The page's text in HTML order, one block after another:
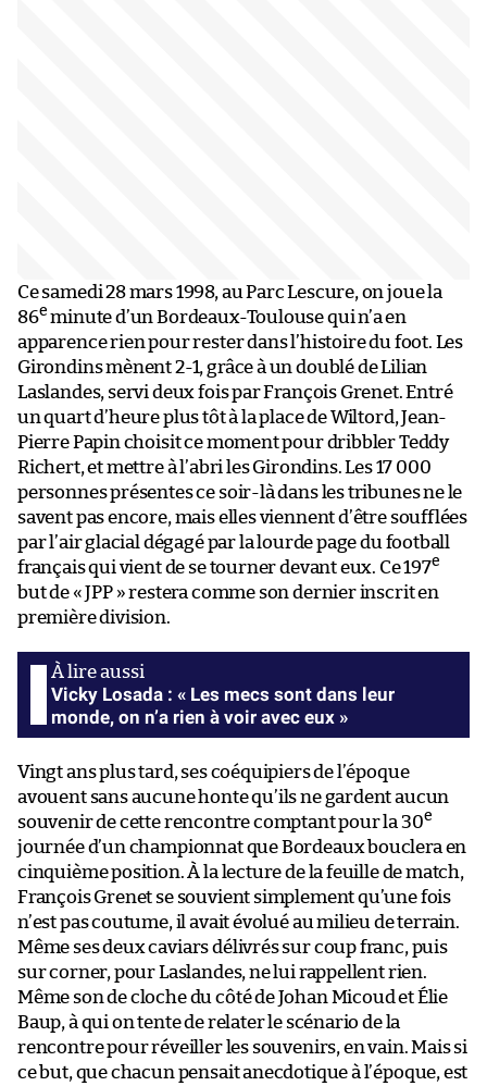
Ce samedi 28 mars 1998, au Parc Lescure, on joue la
86e minute d’un Bordeaux-Toulouse qui n’a en
apparence rien pour rester dans l’histoire du foot. Les
Girondins mènent 2-1, grâce à un doublé de Lilian
Laslandes, servi deux fois par François Grenet. Entré
un quart d’heure plus tôt à la place de Wiltord, Jean-
Pierre Papin choisit ce moment pour dribbler Teddy
Richert, et mettre à l’abri les Girondins. Les 17 000
personnes présentes ce soir-là dans les tribunes ne le
savent pas encore, mais elles viennent d’être soufflées
par l’air glacial dégagé par la lourde page du football
français qui vient de se tourner devant eux. Ce 197e
but de « JPP » restera comme son dernier inscrit en
première division.
Vicky Losada : « Les mecs sont dans leur
monde, on n’a rien à voir avec eux »
Vingt ans plus tard, ses coéquipiers de l’époque
avouent sans aucune honte qu’ils ne gardent aucun
souvenir de cette rencontre comptant pour la 30e
journée d’un championnat que Bordeaux bouclera en
cinquième position. À la lecture de la feuille de match,
François Grenet se souvient simplement qu’une fois
n’est pas coutume, il avait évolué au milieu de terrain.
Même ses deux caviars délivrés sur coup franc, puis
sur corner, pour Laslandes, ne lui rappellent rien.
Même son de cloche du côté de Johan Micoud et Élie
Baup, à qui on tente de relater le scénario de la
rencontre pour réveiller les souvenirs, en vain. Mais si
ce but, que chacun pensait anecdotique à l’époque, est